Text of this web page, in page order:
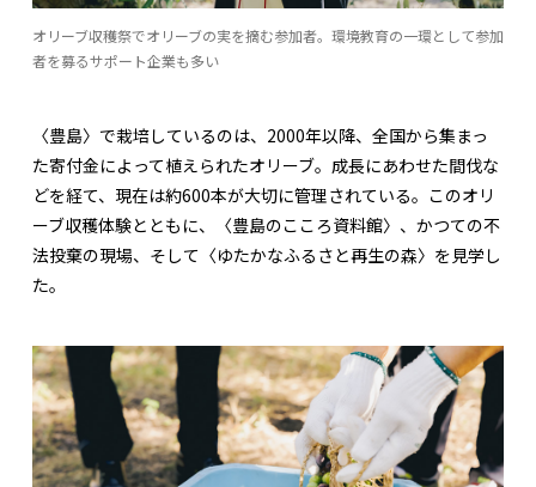
オリーブ収穫祭でオリーブの実を摘む参加者。環境教育の一環として参加
者を募るサポート企業も多い
〈豊島〉で栽培しているのは、2000年以降、全国から集まっ
た寄付金によって植えられたオリーブ。成長にあわせた間伐な
どを経て、現在は約600本が大切に管理されている。このオリ
ーブ収穫体験とともに、〈豊島のこころ資料館〉、かつての不
法投棄の現場、そして〈ゆたかなふるさと再生の森〉を見学し
た。